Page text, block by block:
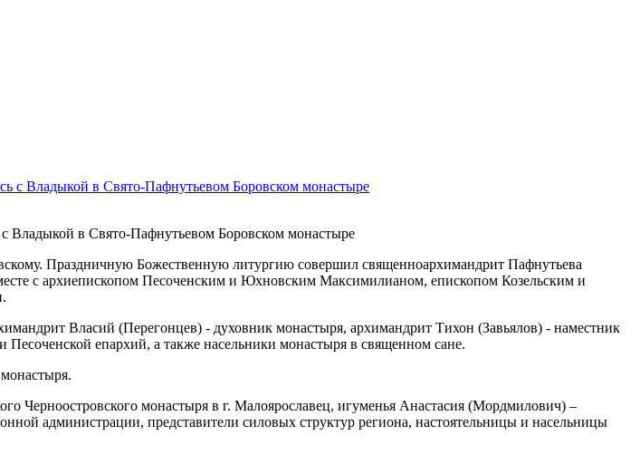
Владыкой в Свято-Пафнутьевом Боровском монастыре
Праздничную Божественную литургию совершил священноархимандрит Пафнутьева
с архиепископом Песоченским и Юхновским Максимилианом, епископом Козельским и
Власий (Перегонцев) - духовник монастыря, архимандрит Тихон (Завьялов) - наместник
епархий, а также насельники монастыря в священном сане.
Черноостровского монастыря в г. Малоярославец, игуменья Анастасия (Мордмилович) –
администрации, представители силовых структур региона, настоятельницы и насельницы